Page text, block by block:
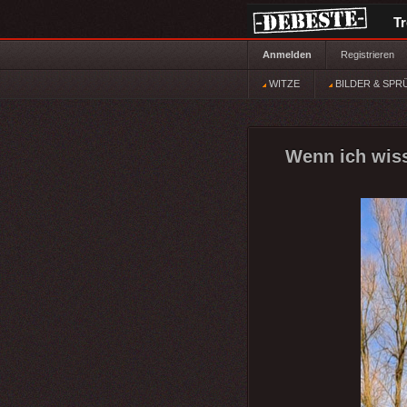
Anmelden Registrieren
WITZE BILDER &
Wenn ich